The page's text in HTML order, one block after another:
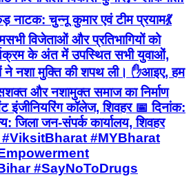
नाटक: चुन्नू कुमार एवं टीम प्रयाम ​💃
​सभी विजेताओं और प्रतिभागियों को
के अंत में उपस्थित सभी युवाओं,
नशा मुक्ति की शपथ ली। ✋ ​आइए, हम
और नशामुक्त समाज का निर्माण
इंजीनियरिंग कॉलेज, शिवहर 📅 दिनांक:
जन-संपर्क कार्यालय, शिवहर
#MYBharat
#SayNoToDrugs